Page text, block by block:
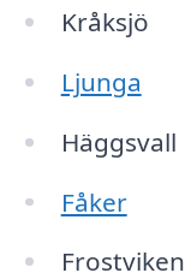
Kråksjö
Ljunga
Häggsvall
Fåker
Frostviken